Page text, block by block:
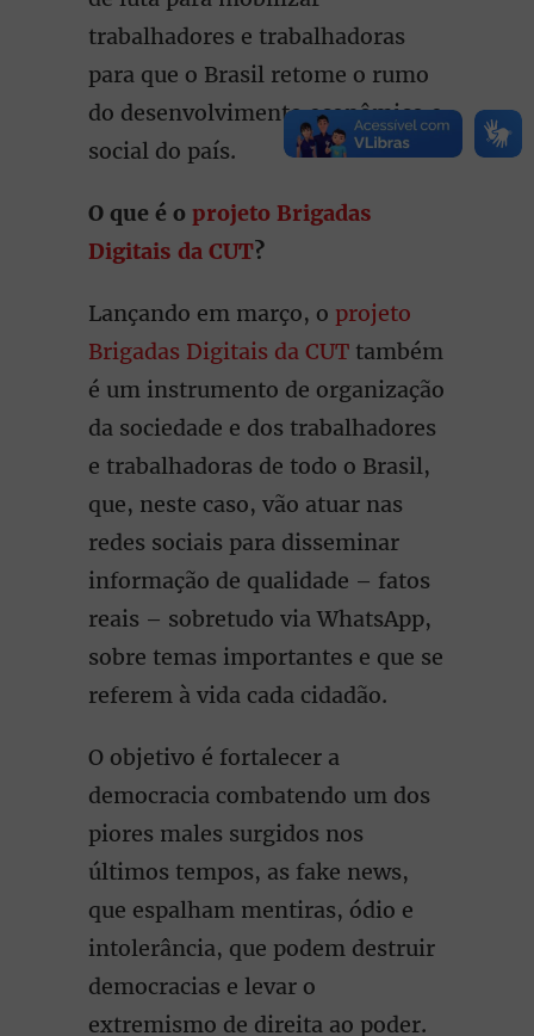
trabalhadores e trabalhadoras
para que o Brasil retome o rumo
do desenvolvimento econômico e
social do país.
O que é o projeto Brigadas
Digitais da CUT?
Lançando em março, o projeto
Brigadas Digitais da CUT também
é um instrumento de organização
da sociedade e dos trabalhadores
e trabalhadoras de todo o Brasil,
que, neste caso, vão atuar nas
redes sociais para disseminar
informação de qualidade – fatos
reais – sobretudo via WhatsApp,
sobre temas importantes e que se
referem à vida cada cidadão.
O objetivo é fortalecer a
democracia combatendo um dos
piores males surgidos nos
últimos tempos, as fake news,
que espalham mentiras, ódio e
intolerância, que podem destruir
democracias e levar o
extremismo de direita ao poder.